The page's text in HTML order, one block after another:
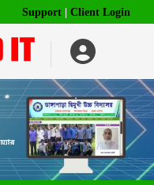
Support Client Login